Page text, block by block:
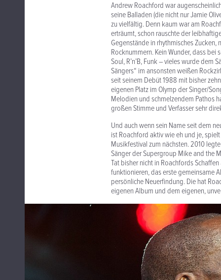
Andrew Roachford war
seine Balladen (die nicht nur Jamie
zu vielfältig. Denn kaum war am
erträumt, schon rauschte der
Gegenstände in rhythmisches Zucken,
Rocknummern. Kein Wunder, dass
Soul, R’n’B, Funk – vieles wurde
Sängers“ im ansonsten weißen
seit seinem Debüt 1988 mit bisher
eigenen Platz im Olymp der Singer/
Melodien und schmelzendem Pathos
großen Stimme und Verfasser sehr
Und auch wenn sein Name seit dem
ist Roachford aktiv wie eh und je,
Musikfestival zum nächsten. 2010
Sänger der Supergroup Mike and the
Tat bisher nicht in Roachfords
funktionieren, das erste gemeinsame
persönliche Neuerfindung. Die hat
eigenen Album und dem eigenen,